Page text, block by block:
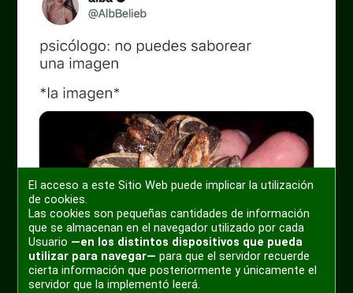
El acceso a este Sitio Web puede implicar la utilización
de cookies.
Las cookies son pequeñas cantidades de información
que se almacenan en el navegador utilizado por cada
Usuario —en los distintos dispositivos que pueda
utilizar para navegar— para que el servidor recuerde
cierta información que posteriormente y únicamente el
servidor que la implementó leerá.